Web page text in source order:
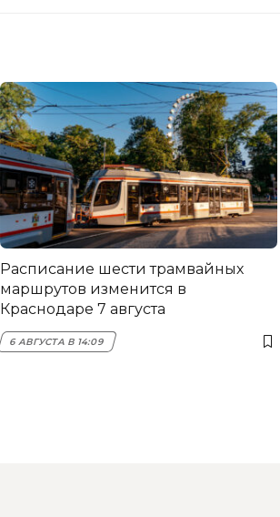
Расписание шести трамвайных
маршрутов изменится в
Краснодаре 7 августа
6 АВГУСТА В 14:09